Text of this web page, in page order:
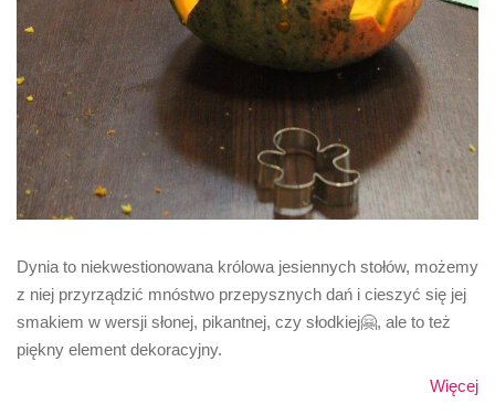
Dynia to niekwestionowana królowa jesiennych stołów, możemy
z niej przyrządzić mnóstwo przepysznych dań i cieszyć się jej
smakiem w wersji słonej, pikantnej, czy słodkiej🤗, ale to też
piękny element dekoracyjny.
Więcej